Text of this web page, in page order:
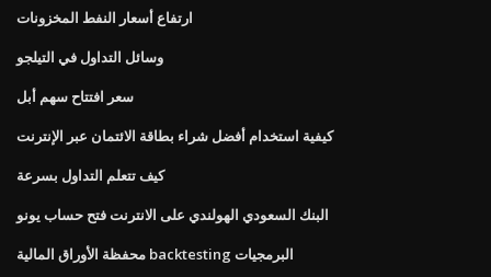
ارتفاع أسعار النفط المخزونات
وسائل التداول في التيلجو
سعر افتتاح سهم أبل
كيفية استخدام أفضل شراء بطاقة الائتمان عبر الإنترنت
كيف تتعلم التداول بسرعة
البنك السعودي الهولندي على الانترنت فتح حساب يونو
محفظة الأوراق المالية backtesting البرمجيات